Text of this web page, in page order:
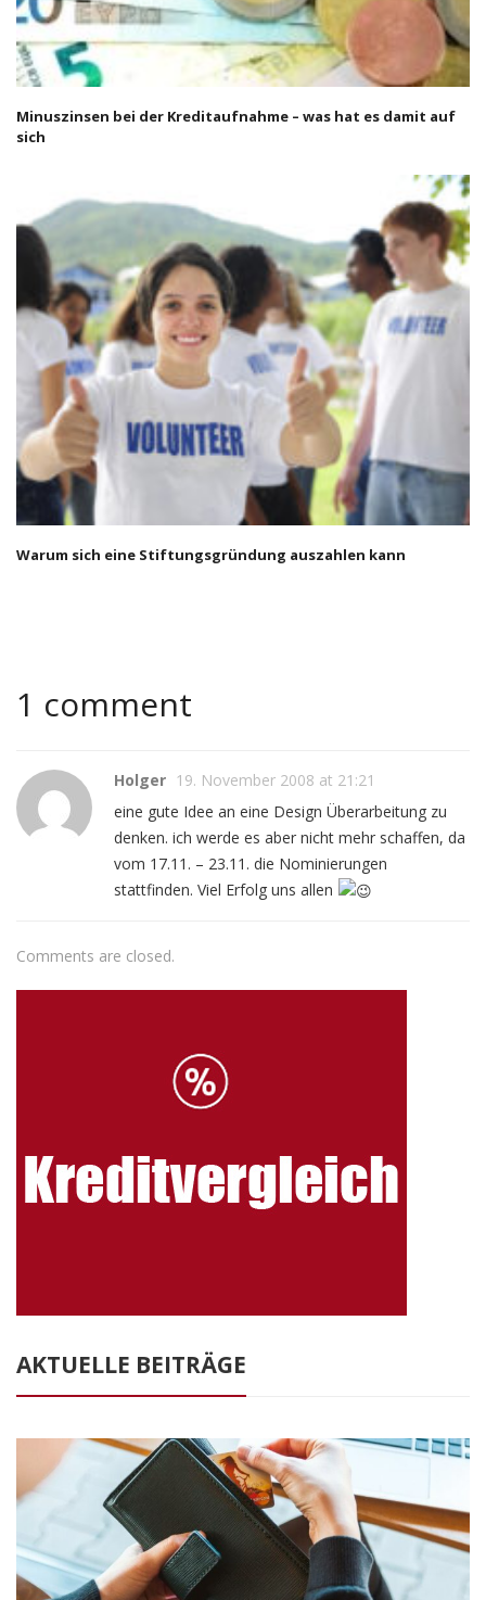
Minuszinsen bei der Kreditaufnahme – was hat es damit auf
sich
Warum sich eine Stiftungsgründung auszahlen kann
1 comment
Holger 19. November 2008 at 21:21
eine gute Idee an eine Design Überarbeitung zu
denken. ich werde es aber nicht mehr schaffen, da
vom 17.11. – 23.11. die Nominierungen
stattfinden. Viel Erfolg uns allen
Comments are closed.
AKTUELLE BEITRÄGE